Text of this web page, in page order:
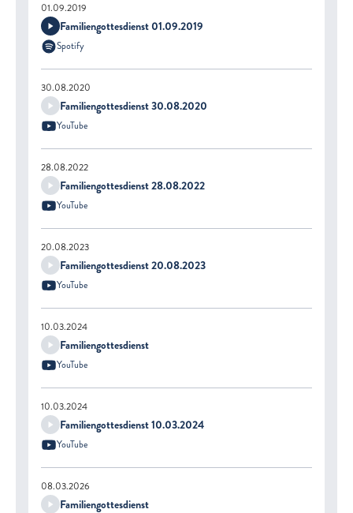
01.09.2019
Familiengottesdienst 01.09.2019
Spotify
30.08.2020
Familiengottesdienst 30.08.2020
YouTube
28.08.2022
Familiengottesdienst 28.08.2022
YouTube
20.08.2023
Familiengottesdienst 20.08.2023
YouTube
10.03.2024
Familiengottesdienst
YouTube
10.03.2024
Familiengottesdienst 10.03.2024
YouTube
08.03.2026
Familiengottesdienst